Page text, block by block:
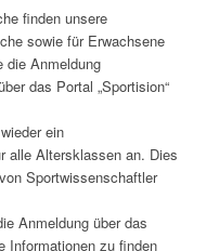
finden unsere
sowie für Erwachsene
die Anmeldung
das Portal „Sportision“
ein
alle Altersklassen an. Dies
Sportwissenschaftler
Anmeldung über das
Informationen zu finden